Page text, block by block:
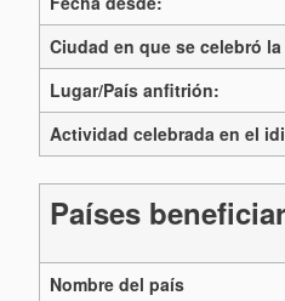
Ciudad en que se celebró
Lugar/País anfitrión:
Actividad celebrada en el
Países
Nombre del país